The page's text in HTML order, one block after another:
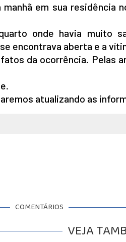
em sua residência
onde havia muito
encontrava aberta e a
da ocorrência. Pelas
atualizando as
COMENTÁRIOS
VEJA